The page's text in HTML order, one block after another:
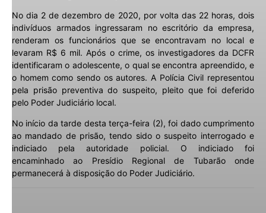
No dia 2 de dezembro de 2020, por volta das 22 horas, dois
indivíduos armados ingressaram no escritório da empresa,
renderam os funcionários que se encontravam no local e
levaram R$ 6 mil. Após o crime, os investigadores da DCFR
identificaram o adolescente, o qual se encontra apreendido, e
o homem como sendo os autores. A Polícia Civil representou
pela prisão preventiva do suspeito, pleito que foi deferido
pelo Poder Judiciário local.
No início da tarde desta terça-feira (2), foi dado cumprimento
ao mandado de prisão, tendo sido o suspeito interrogado e
indiciado pela autoridade policial. O indiciado foi
encaminhado ao Presídio Regional de Tubarão onde
permanecerá à disposição do Poder Judiciário.